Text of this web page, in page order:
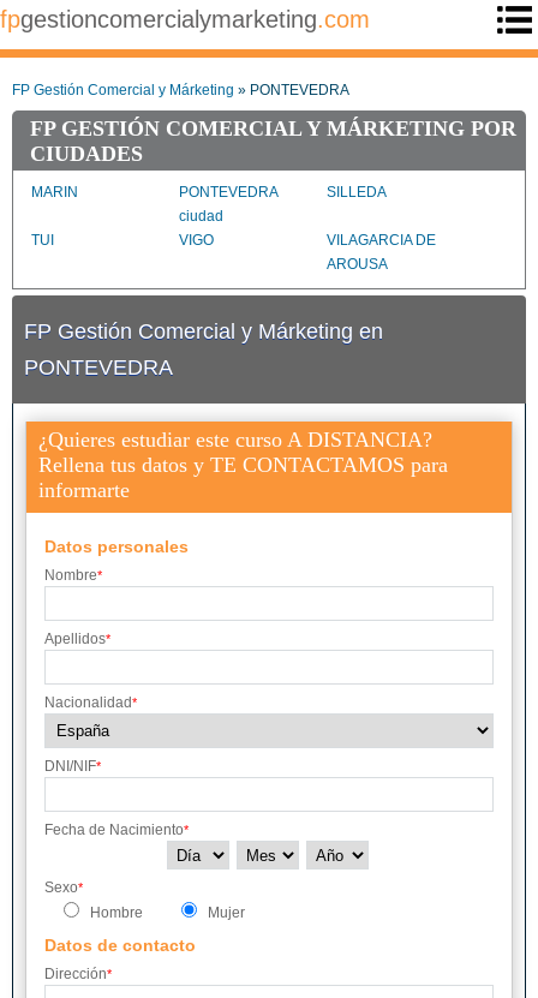
fpgestioncomercialymarketing.com
FP Gestión Comercial y Márketing » PONTEVEDRA
FP GESTIÓN COMERCIAL Y MÁRKETING POR
CIUDADES
MARIN
PONTEVEDRA
ciudad
SILLEDA
TUI VIGO
VILAGARCIA DE
AROUSA
FP Gestión Comercial y Márketing en
PONTEVEDRA
¿Quieres estudiar este curso A DISTANCIA?
Rellena tus datos y TE CONTACTAMOS para
informarte
Datos personales
Nombre*
Apellidos*
Nacionalidad*
DNI/NIF*
Fecha de Nacimiento*
Sexo*
Hombre Mujer
Datos de contacto
Dirección*